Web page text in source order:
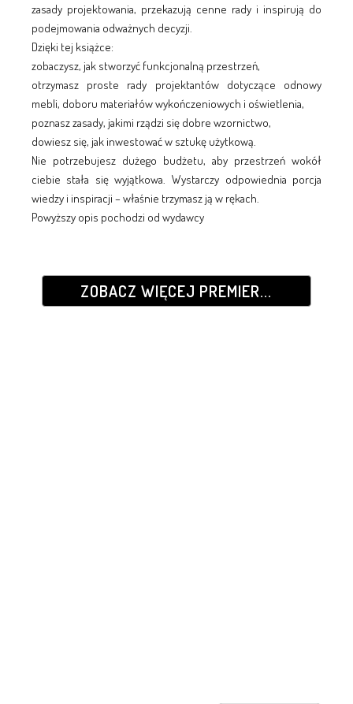
zasady projektowania, przekazują cenne rady i inspirują do
podejmowania odważnych decyzji.
Dzięki tej książce:
zobaczysz, jak stworzyć funkcjonalną przestrzeń,
otrzymasz proste rady projektantów dotyczące odnowy
mebli, doboru materiałów wykończeniowych i oświetlenia,
poznasz zasady, jakimi rządzi się dobre wzornictwo,
dowiesz się, jak inwestować w sztukę użytkową.
Nie potrzebujesz dużego budżetu, aby przestrzeń wokół
ciebie stała się wyjątkowa. Wystarczy odpowiednia porcja
wiedzy i inspiracji – właśnie trzymasz ją w rękach.
Powyższy opis pochodzi od wydawcy
ZOBACZ WIĘCEJ PREMIER...